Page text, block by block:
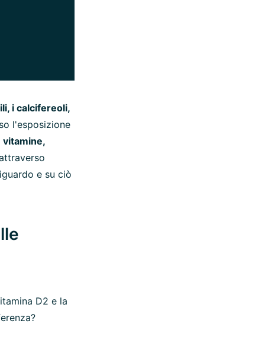
i calcifereoli,
l'esposizione
vitamine,
e su ciò
D2 e la